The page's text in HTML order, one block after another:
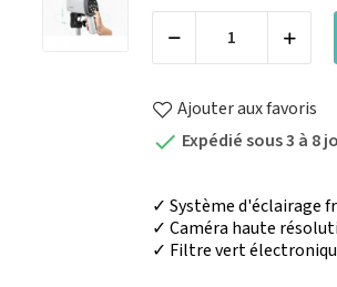
Ajouter aux favoris
 Expédié sous 3 à 8
✓ Système d'éclairage
✓ Caméra haute
✓ Filtre vert